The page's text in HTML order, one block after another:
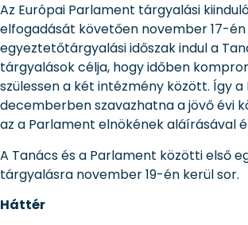
Az Európai Parlament tárgyalási
elfogadását követően november 17-
egyeztetőtárgyalási időszak indul a
tárgyalások célja, hogy időben
szülessen a két intézmény között. Így
decemberben szavazhatna a jövő évi
az a Parlament elnökének aláírásával
A Tanács és a Parlament közötti első
tárgyalásra november 19-én kerül sor.
Háttér